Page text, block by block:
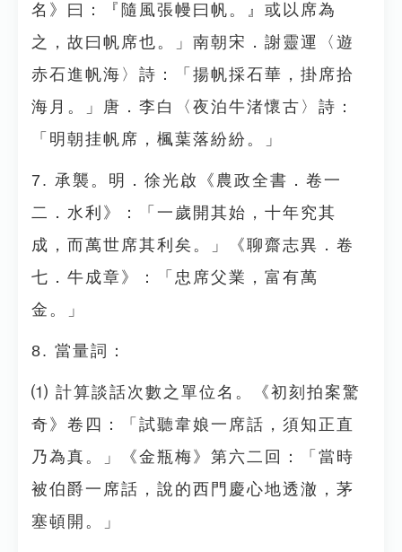
名》曰：『隨風張幔曰帆。』或以席為
之，故曰帆席也。」南朝宋．謝靈運〈遊
赤石進帆海〉詩：「揚帆採石華，掛席拾
海月。」唐．李白〈夜泊牛渚懷古〉詩：
「明朝挂帆席，楓葉落紛紛。」
7. 承襲。明．徐光啟《農政全書．卷一
二．水利》：「一歲開其始，十年究其
成，而萬世席其利矣。」《聊齋志異．卷
七．牛成章》：「忠席父業，富有萬
金。」
8. 當量詞：
⑴ 計算談話次數之單位名。《初刻拍案驚
奇》卷四：「試聽韋娘一席話，須知正直
乃為真。」《金瓶梅》第六二回：「當時
被伯爵一席話，說的西門慶心地透澈，茅
塞頓開。」